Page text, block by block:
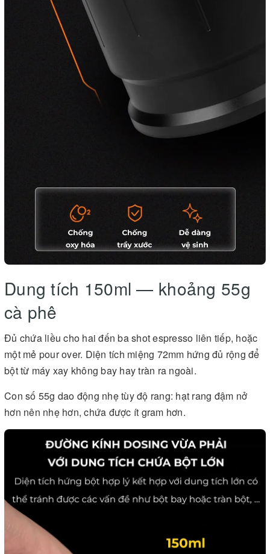
Dung tích 150ml — khoảng 55g
cà phê
Đủ chứa liều cho hai đến ba shot espresso liên tiếp, hoặc
một mẻ pour over. Diện tích miệng 72mm hứng đủ rộng để
bột từ máy xay không bay hay tràn ra ngoài.
Con số 55g dao động nhẹ tùy độ rang: hạt rang đậm nở
hơn nên nhẹ hơn, chứa được ít gram hơn.